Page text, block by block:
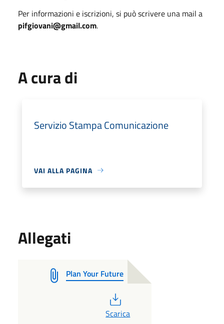
Per informazioni e iscrizioni, si può scrivere una mail a
pifgiovani@gmail.com.
A cura di
Servizio Stampa Comunicazione
VAI ALLA PAGINA
Allegati
Plan Your Future
PDF
Scarica